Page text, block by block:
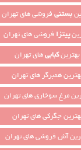
بستنی فروشی های تهران
پیتزا فروشی های تهران
بهترینکبابیهای تهران
همبرگر های تهران
مرغ سوخاری های تهران
جگرکی های تهران
آش فروشی های تهران